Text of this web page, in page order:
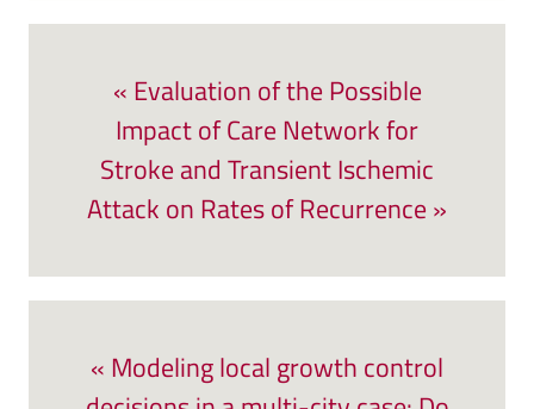
« Evaluation of the Possible
Impact of Care Network for
Stroke and Transient Ischemic
Attack on Rates of Recurrence »
« Modeling local growth control